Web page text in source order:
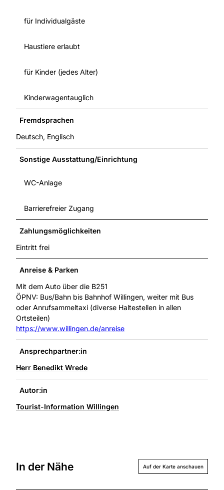
für Individualgäste
Haustiere erlaubt
für Kinder (jedes Alter)
Kinderwagentauglich
Fremdsprachen
Deutsch, Englisch
Sonstige Ausstattung/Einrichtung
WC-Anlage
Barrierefreier Zugang
Zahlungsmöglichkeiten
Eintritt frei
Anreise & Parken
Mit dem Auto über die B251
ÖPNV: Bus/Bahn bis Bahnhof Willingen, weiter mit Bus
oder Anrufsammeltaxi (diverse Haltestellen in allen
Ortsteilen)
https://www.willingen.de/anreise
Ansprechpartner:in
Herr Benedikt Wrede
Autor:in
Tourist-Information Willingen
In der Nähe Auf der Karte anschauen